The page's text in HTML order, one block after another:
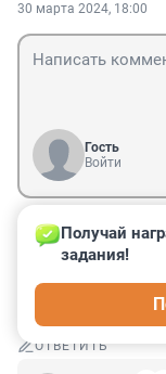
30 марта 2024, 18:00
Гость
Войти
Гость
31 марта 2024,
Самый
Хоть и самый
ОТВЕТИТЬ
Получай
задания!